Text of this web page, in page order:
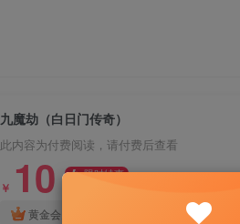
九魔劫（白日门传奇）
此内容为付费阅读，请付费后查看
￥ 10 限时特惠
黄金会员 免费